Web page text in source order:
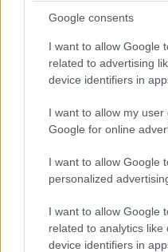
Google consents
I want to allow Google
related to advertising
device identifiers in
I want to allow my
Google for online
I want to allow Google
personalized
I want to allow Google
related to analytics like
device identifiers in
τον χρόνο – Ποιοι
ΟΙΚΟΝΟΜΙΑ